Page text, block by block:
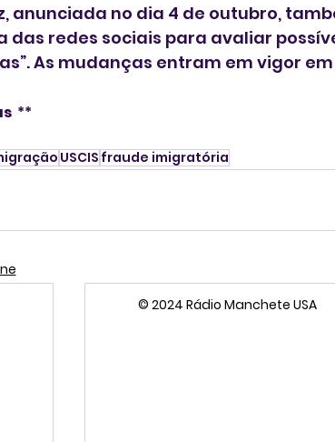
anunciada no dia 4 de outubro,
das redes sociais para avaliar
As mudanças entram em vigor em
**
USCIS fraude imigratória
© 2024 Rádio Manchete USA